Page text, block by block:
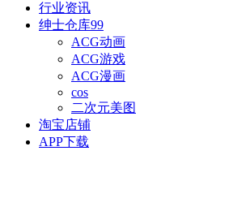
行业资讯
绅士仓库99
ACG动画
ACG游戏
ACG漫画
cos
二次元美图
淘宝店铺
APP下载